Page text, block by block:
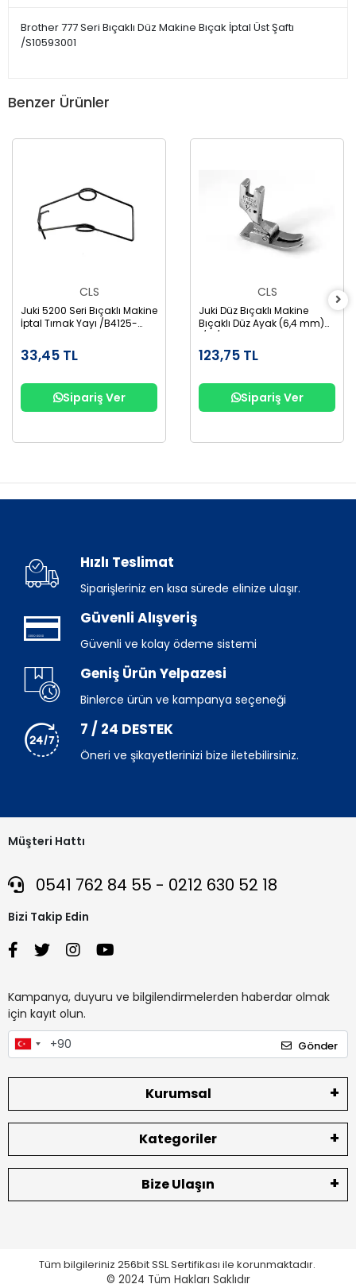
Brother 777 Seri Bıçaklı Düz Makine Bıçak İptal Üst Şaftı
/S10593001
Benzer Ürünler
CLS
Juki 5200 Seri Bıçaklı Makine
İptal Tırnak Yayı /B4125-
33,45 TL
Sipariş Ver
CLS
Juki Düz Bıçaklı Makine
Bıçaklı Düz Ayak (6,4 mm)
1/4 /B1524-522NAO
123,75 TL
Sipariş Ver
Hızlı Teslimat
Siparişleriniz en kısa sürede elinize ulaşır.
Güvenli Alışveriş
Güvenli ve kolay ödeme sistemi
Geniş Ürün Yelpazesi
Binlerce ürün ve kampanya seçeneği
7 / 24 DESTEK
Öneri ve şikayetlerinizi bize iletebilirsiniz.
Müşteri Hattı
0541 762 84 55 - 0212 630 52 18
Bizi Takip Edin
Kampanya, duyuru ve bilgilendirmelerden haberdar olmak
için kayıt olun.
Gönder
Kurumsal
Kategoriler
Bize Ulaşın
Tüm bilgileriniz 256bit SSL Sertifikası ile korunmaktadır.
© 2024 Tüm Hakları Saklıdır